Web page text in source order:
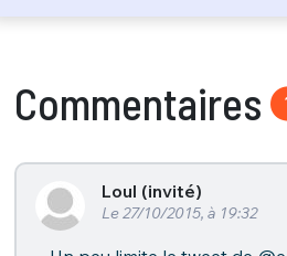
Commentaires
Loul (invité)
Le 27/10/2015, à 19:32